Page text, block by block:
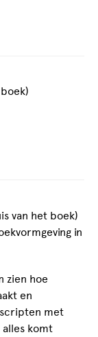
van het boek)
in
zien hoe
en
met
komt